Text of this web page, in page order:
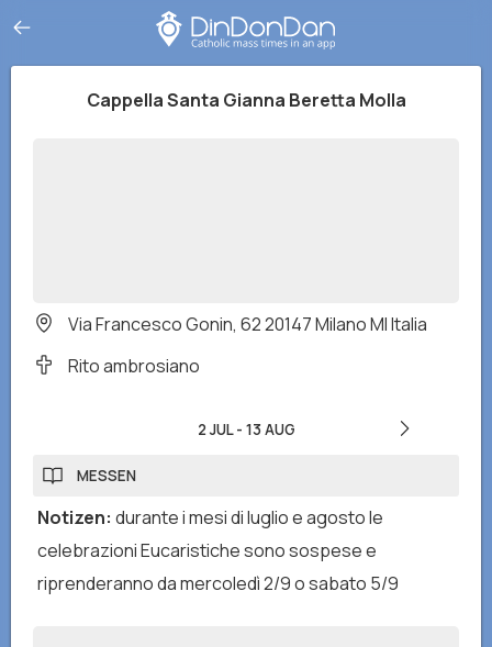
Cappella Santa Gianna Beretta Molla
Via Francesco Gonin, 62 20147 Milano MI Italia
Rito ambrosiano
2 JUL- 13 AUG
MESSEN
Notizen: durante i mesi di luglio e agosto le
celebrazioni Eucaristiche sono sospese e
riprenderanno da mercoledì 2/9 o sabato 5/9